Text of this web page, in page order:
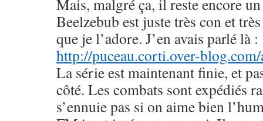
Mais, malgré ça, il reste encore
Beelzebub est juste très con et
que je l’adore. J’en avais parlé là :
http://puceau.corti.over-
La série est maintenant finie, et
côté. Les combats sont expédiés
s’ennuie pas si on aime bien